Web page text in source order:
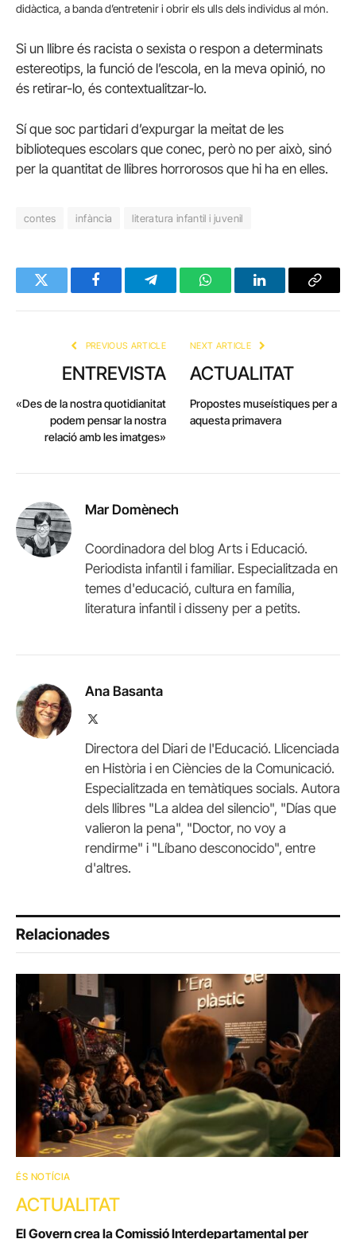
didàctica, a banda d’entretenir i obrir els ulls dels individus al món.
Si un llibre és racista o sexista o respon a determinats
estereotips, la funció de l’escola, en la meva opinió, no
és retirar-lo, és contextualitzar-lo.
Sí que soc partidari d’expurgar la meitat de les
biblioteques escolars que conec, però no per això, sinó
per la quantitat de llibres horrorosos que hi ha en elles.
contes infància literatura infantil i juvenil
Twitter FacebookTelegramWhatsAppLinkedInCopy
PREVIOUS ARTICLE
ENTREVISTA
«Des de la nostra quotidianitat
podem pensar la nostra
relació amb les imatges»
NEXT ARTICLE
ACTUALITAT
Propostes museístiques per a
aquesta primavera
Mar Domènech
Coordinadora del blog Arts i Educació.
Periodista infantil i familiar. Especialitzada en
temes d'educació, cultura en família,
literatura infantil i disseny per a petits.
Ana Basanta
Directora del Diari de l'Educació. Llicenciada
en Història i en Ciències de la Comunicació.
Especialitzada en temàtiques socials. Autora
dels llibres "La aldea del silencio", "Días que
valieron la pena", "Doctor, no voy a
rendirme" i "Líbano desconocido", entre
d'altres.
Relacionades
ÉS NOTÍCIA
ACTUALITAT
El Govern crea la Comissió Interdepartamental per